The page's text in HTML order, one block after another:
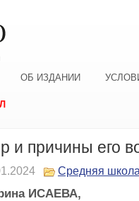
ОБ ИЗДАНИИ
и причины его
Средняя
ИСАЕВА,